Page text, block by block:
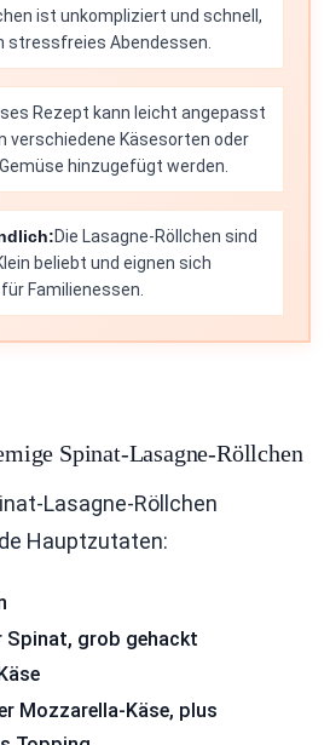
ist unkompliziert und schnell,
stressfreies Abendessen.
Rezept kann leicht angepasst
verschiedene Käsesorten oder
hinzugefügt werden.
Die Lasagne-Röllchen sind
beliebt und eignen sich
Familienessen.
Spinat-Lasagne-Röllchen
Lasagne-Röllchen
Hauptzutaten:
Spinat, grob gehackt
Mozzarella-Käse, plus